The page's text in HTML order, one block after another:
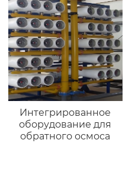
Интегрированное
оборудование для
обратного осмоса